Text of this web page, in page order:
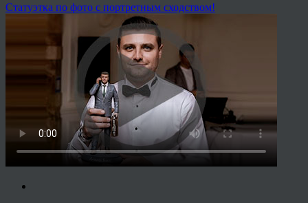
Статуэтка по фото с портретным сходством!